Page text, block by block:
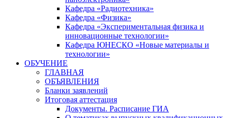
Кафедра «Радиотехника»
Кафедра «Физика»
Кафедра «Экспериментальная физика и
инновационные технологии»
Кафедра ЮНЕСКО «Новые материалы и
технологии»
ОБУЧЕНИЕ
ГЛАВНАЯ
ОБЪЯВЛЕНИЯ
Бланки заявлений
Итоговая аттестация
Документы. Расписание ГИА